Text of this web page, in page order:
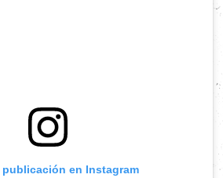
publicación en Instagram